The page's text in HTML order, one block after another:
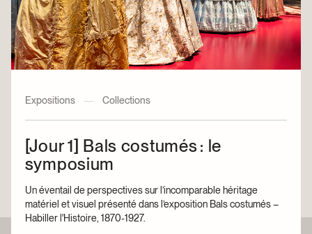
Expositions — Collections
[Jour 1] Bals costumés : le
symposium
Un éventail de perspectives sur l’incomparable héritage
matériel et visuel présenté dans l’exposition Bals costumés –
Habiller l'Histoire, 1870-1927.